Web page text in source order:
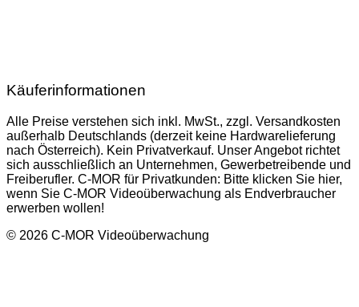
Käuferinformationen
Alle Preise verstehen sich inkl. MwSt., zzgl. Versandkosten
außerhalb Deutschlands (derzeit keine Hardwarelieferung
nach Österreich). Kein Privatverkauf. Unser Angebot richtet
sich ausschließlich an Unternehmen, Gewerbetreibende und
Freiberufler. C-MOR für Privatkunden: Bitte klicken Sie hier,
wenn Sie C-MOR Videoüberwachung als Endverbraucher
erwerben wollen!
© 2026 C-MOR Videoüberwachung